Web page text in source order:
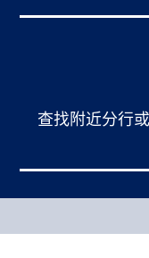
查找附近分行
个人银行